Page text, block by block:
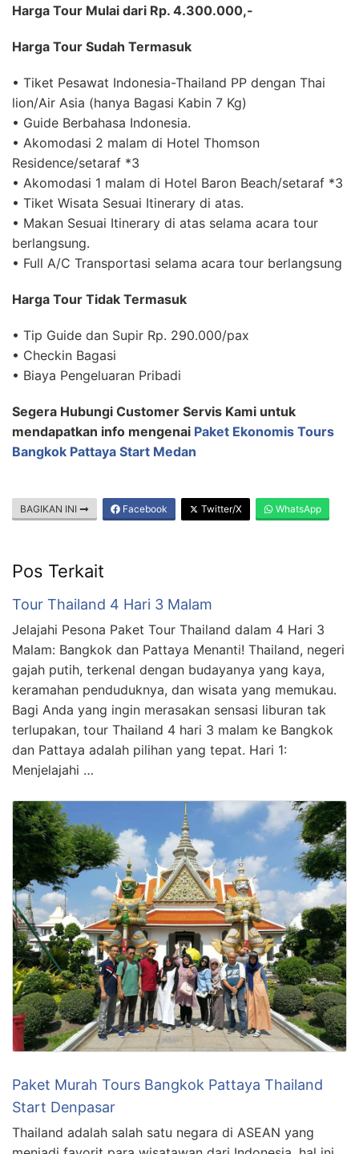
Harga Tour Mulai dari Rp. 4.300.000,-
Harga Tour Sudah Termasuk
• Tiket Pesawat Indonesia-Thailand PP dengan Thai
lion/Air Asia (hanya Bagasi Kabin 7 Kg)
• Guide Berbahasa Indonesia.
• Akomodasi 2 malam di Hotel Thomson
Residence/setaraf *3
• Akomodasi 1 malam di Hotel Baron Beach/setaraf *3
• Tiket Wisata Sesuai Itinerary di atas.
• Makan Sesuai Itinerary di atas selama acara tour
berlangsung.
• Full A/C Transportasi selama acara tour berlangsung
Harga Tour Tidak Termasuk
• Tip Guide dan Supir Rp. 290.000/pax
• Checkin Bagasi
• Biaya Pengeluaran Pribadi
Segera Hubungi Customer Servis Kami untuk
mendapatkan info mengenai Paket Ekonomis Tours
Bangkok Pattaya Start Medan
BAGIKAN INI Facebook Twitter/X WhatsApp
Pos Terkait
Tour Thailand 4 Hari 3 Malam
Jelajahi Pesona Paket Tour Thailand dalam 4 Hari 3
Malam: Bangkok dan Pattaya Menanti! Thailand, negeri
gajah putih, terkenal dengan budayanya yang kaya,
keramahan penduduknya, dan wisata yang memukau.
Bagi Anda yang ingin merasakan sensasi liburan tak
terlupakan, tour Thailand 4 hari 3 malam ke Bangkok
dan Pattaya adalah pilihan yang tepat. Hari 1:
Menjelajahi …
Paket Murah Tours Bangkok Pattaya Thailand
Start Denpasar
Thailand adalah salah satu negara di ASEAN yang